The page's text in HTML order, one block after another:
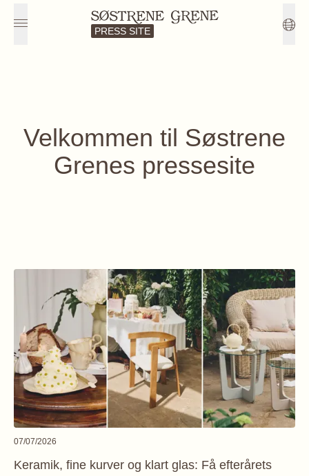
PRESS SITE
Velkommen til Søstrene
Grenes pressesite
07/07/2026
Keramik, fine kurver og klart glas: Få efterårets